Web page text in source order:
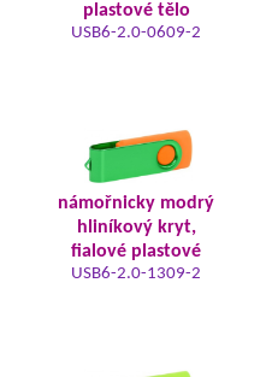
plastové tělo
USB6-2.0-0609-2
námořnicky modrý
hliníkový kryt,
fialové plastové
USB6-2.0-1309-2